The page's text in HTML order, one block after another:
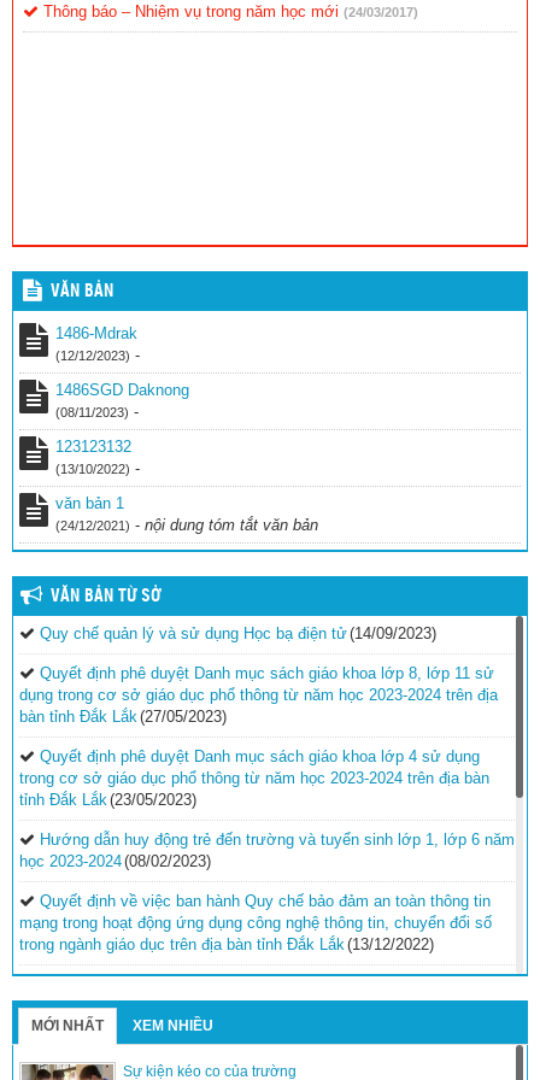
Thông báo – Nhiệm vụ trong năm học mới (24/03/2017)
VĂN BẢN
1486-Mdrak
(12/12/2023) -
1486SGD Daknong
(08/11/2023) -
123123132
(13/10/2022) -
văn bản 1
(24/12/2021) - nội dung tóm tắt văn bản
VĂN BẢN TỪ SỞ
Quy chế quản lý và sử dụng Học bạ điện tử(14/09/2023)
Quyết định phê duyệt Danh mục sách giáo khoa lớp 8, lớp 11 sử
dụng trong cơ sở giáo dục phổ thông từ năm học 2023-2024 trên địa
bàn tỉnh Đắk Lắk (27/05/2023)
Quyết định phê duyệt Danh mục sách giáo khoa lớp 4 sử dụng
trong cơ sở giáo dục phổ thông từ năm học 2023-2024 trên địa bàn
tỉnh Đắk Lắk (23/05/2023)
Hướng dẫn huy động trẻ đến trường và tuyển sinh lớp 1, lớp 6 năm
học 2023-2024(08/02/2023)
Quyết định về việc ban hành Quy chế bảo đảm an toàn thông tin
mạng trong hoạt động ứng dụng công nghệ thông tin, chuyển đổi số
trong ngành giáo dục trên địa bàn tỉnh Đắk Lắk (13/12/2022)
2023(30/11/2022)
Nghị quyết Quy định mức hỗ trợ đối với trẻ em, giáo viên và cơ sở
giáo dục mầm non độc lập thuộc loại hình dân lập, tư thục ở địa bàn
MỚI NHẤT XEM NHIỀU
Sự kiện kéo co của trường